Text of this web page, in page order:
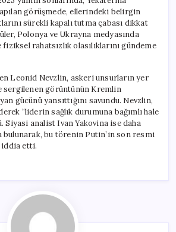
görüşmede, ellerindeki belirgin
sürekli kapalı tutma çabası dikkat
Polonya ve Ukrayna medyasında
rahatsızlık olasılıklarını gündeme
Leonid Nevzlin, askeri unsurların yer
sergilenen görüntünün Kremlin
gücünü yansıttığını savundu. Nevzlin,
“liderin sağlık durumuna bağımlı hale
Siyasi analist Ivan Yakovina ise daha
bulunarak, bu törenin Putin’in son resmi
etti.